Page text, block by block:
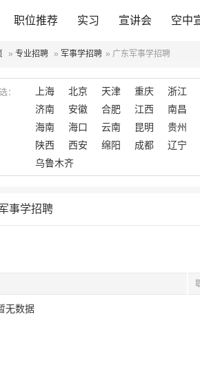
职位推荐 实习 宣讲会 空中
» 专业招聘 » 军事学招聘 » 广东军事学招聘
： 上海 北京 天津 重庆
浙江
济南
安徽 合肥 江西
南昌
海南
海口 云南 昆明
贵州
陕西
西安 绵阳 成都
辽宁
乌鲁木齐
事学招聘
无数据